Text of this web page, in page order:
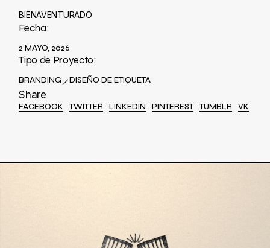
BIENAVENTURADO
Fecha:
2 MAYO, 2026
Tipo de Proyecto:
BRANDING DISEÑO DE ETIQUETA
Share
FACEBOOK TWITTER LINKEDIN PINTEREST TUMBLR VK